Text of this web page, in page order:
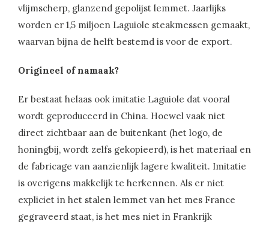
vlijmscherp, glanzend gepolijst lemmet. Jaarlijks
worden er 1,5 miljoen Laguiole steakmessen gemaakt,
waarvan bijna de helft bestemd is voor de export.
Origineel of namaak?
Er bestaat helaas ook imitatie Laguiole dat vooral
wordt geproduceerd in China. Hoewel vaak niet
direct zichtbaar aan de buitenkant (het logo, de
honingbij, wordt zelfs gekopieerd), is het materiaal en
de fabricage van aanzienlijk lagere kwaliteit. Imitatie
is overigens makkelijk te herkennen. Als er niet
expliciet in het stalen lemmet van het mes France
gegraveerd staat, is het mes niet in Frankrijk